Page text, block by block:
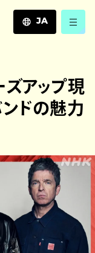
JA
ZH
ズアップ現
ンドの魅力